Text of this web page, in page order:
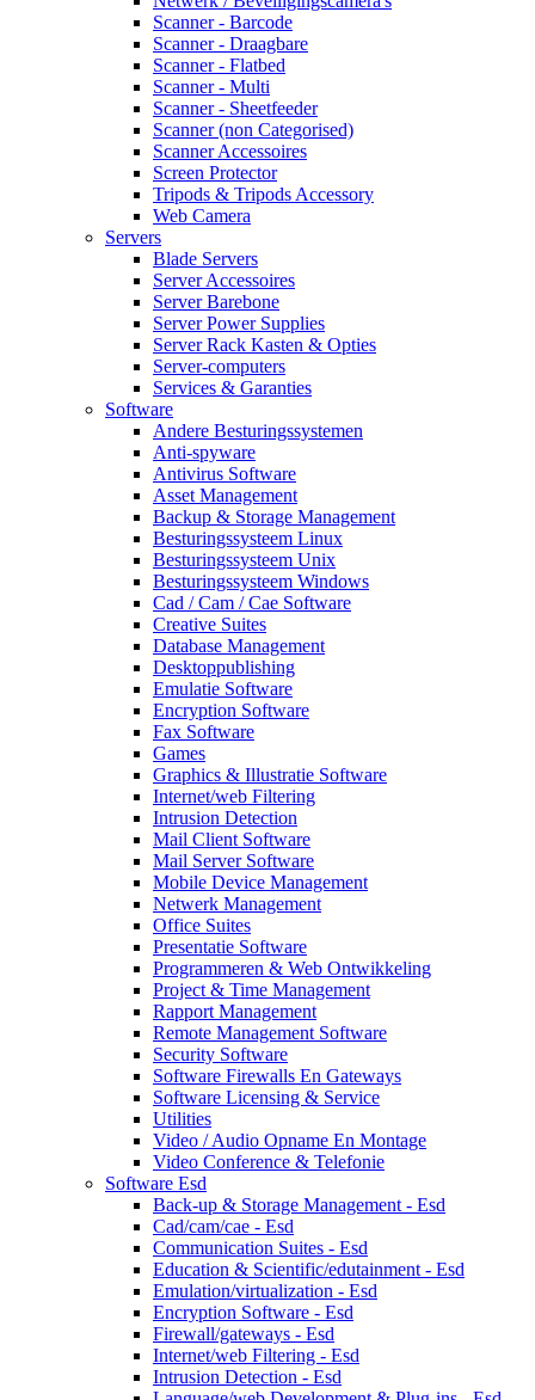
Scanner - Barcode
Scanner - Draagbare
Scanner - Flatbed
Scanner - Multi
Scanner - Sheetfeeder
Scanner (non Categorised)
Scanner Accessoires
Screen Protector
Tripods & Tripods Accessory
Web Camera
Servers
Blade Servers
Server Accessoires
Server Barebone
Server Power Supplies
Server Rack Kasten & Opties
Server-computers
Services & Garanties
Software
Andere Besturingssystemen
Anti-spyware
Antivirus Software
Asset Management
Backup & Storage Management
Besturingssysteem Linux
Besturingssysteem Unix
Besturingssysteem Windows
Cad / Cam / Cae Software
Creative Suites
Database Management
Desktoppublishing
Emulatie Software
Encryption Software
Fax Software
Games
Graphics & Illustratie Software
Internet/web Filtering
Intrusion Detection
Mail Client Software
Mail Server Software
Mobile Device Management
Netwerk Management
Office Suites
Presentatie Software
Programmeren & Web Ontwikkeling
Project & Time Management
Rapport Management
Remote Management Software
Security Software
Software Firewalls En Gateways
Software Licensing & Service
Utilities
Video / Audio Opname En Montage
Video Conference & Telefonie
Software Esd
Back-up & Storage Management - Esd
Cad/cam/cae - Esd
Communication Suites - Esd
Education & Scientific/edutainment - Esd
Emulation/virtualization - Esd
Encryption Software - Esd
Firewall/gateways - Esd
Internet/web Filtering - Esd
Intrusion Detection - Esd